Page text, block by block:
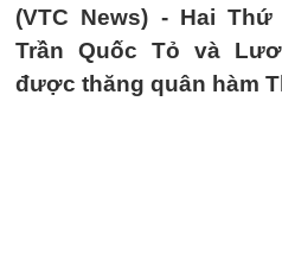
(VTC News) - Hai
Trần Quốc Tỏ và
được thăng quân hàm